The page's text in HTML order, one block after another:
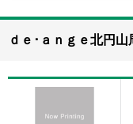
ｄｅ･ａｎｇｅ北円